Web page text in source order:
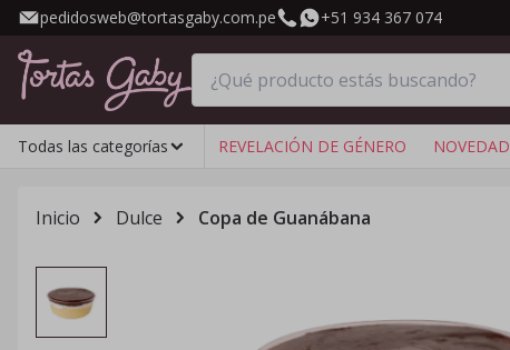
pedidosweb@tortasgaby.com.pe +51 934 367 074
Todas las categorías REVELACIÓN DE GÉNERO
Inicio Dulce Copa de Guanábana